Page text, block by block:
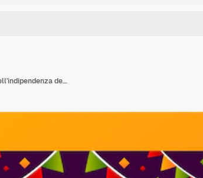
Modello di poster verticale realistico per la celebrazione dell'indipendenza del Messico